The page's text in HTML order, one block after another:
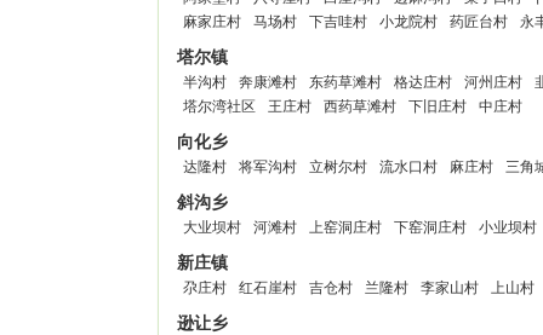
麻家庄村 马场村 下吉哇村 小龙院村 药匠台村 永
塔尔镇
半沟村 奔康滩村 东药草滩村 格达庄村 河州庄村
塔尔湾社区
王庄村 西药草滩村 下旧庄村 中庄村
向化乡
达隆村 将军沟村 立树尔村 流水口村 麻庄村 三角
斜沟乡
大业坝村 河滩村 上窑洞庄村 下窑洞庄村 小业坝村
新庄镇
尕庄村 红石崖村 吉仓村 兰隆村 李家山村 上山村
逊让乡